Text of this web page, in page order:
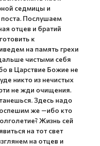
седмицы и
Послушаем
отцев и братий
к
на память грехи
чистыми себя
в Царствие Божие не
никто из нечистых
не жди очищения.
Здесь надо
же —ибо кто
Жизнь сей
на тот свет
на отцев и